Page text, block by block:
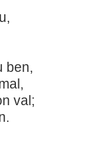
ben,
val;